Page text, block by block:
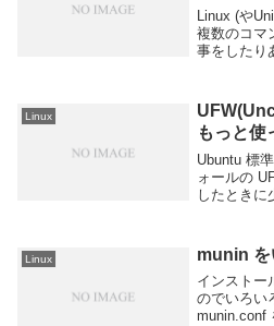
Linux (や
複数のコマ
事をしたり
てみます
眠っていた
Linux
もっと使
Ubuntu 標
ォールの
したときに
って何？
iptables/
Linux munin を
インストー
のでいろい
munin.conf